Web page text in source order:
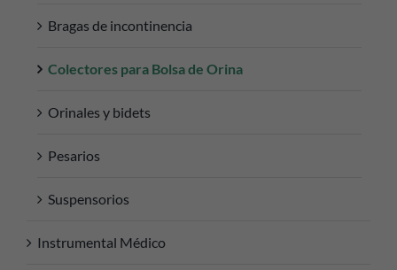
Bragas de incontinencia
Colectores para Bolsa de Orina
Orinales y bidets
Pesarios
Suspensorios
Instrumental Médico